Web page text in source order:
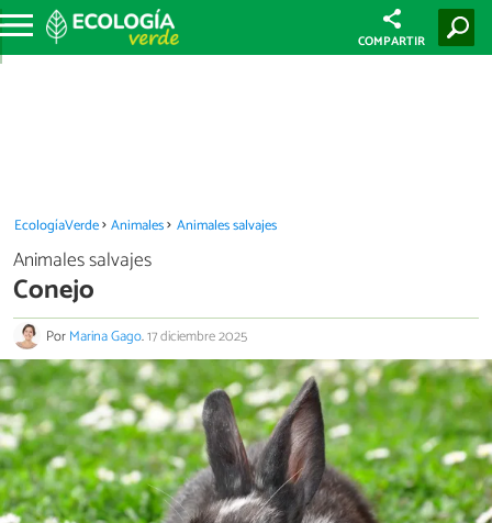
COMPARTIR
EcologíaVerde Animales Animales salvajes
Animales salvajes
Conejo
PorMarina Gago.17 diciembre 2025